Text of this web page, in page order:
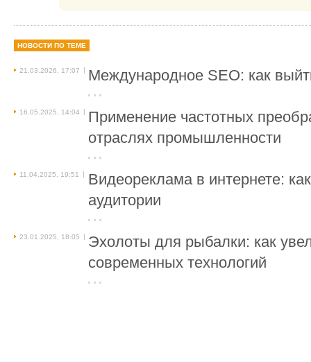
НОВОСТИ ПО ТЕМЕ
21.03.2026, 17:07 | Международное SEO: как
16.05.2025, 14:04 | Применение частотных
отраслях промышленности
11.04.2025, 19:51 |
Видеореклама в интернете:
аудитории
23.01.2025, 18:05 | Эхолоты для рыбалки: как
современных технологий